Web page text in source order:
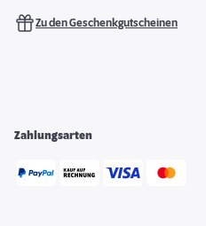
Zu den Geschenkgutscheinen
Zahlungsarten